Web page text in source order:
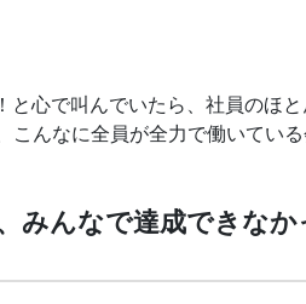
心で叫んでいたら、社員のほと
こんなに全員が全力で働いてい
みんなで達成できな